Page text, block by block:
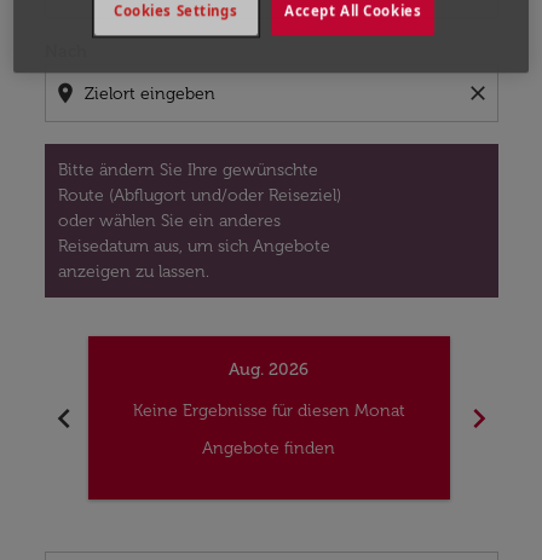
location_on close
Bitte ändern Sie Ihre gewünschte
Route (Abflugort und/oder Reiseziel)
oder wählen Sie ein anderes
Reisedatum aus, um sich Angebote
anzeigen zu lassen.
chevron_left
Aug. 2026
Keine Ergebnisse für diesen Monat
Angebote finden
chevron_right
Accept All Cookies
Cookies Settings